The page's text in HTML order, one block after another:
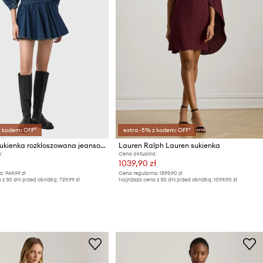
OFF*
AllSaints sukienka rozkloszowana jeansowa ARLO
969,99 zł
z 30 dni przed obniżką: 729,99 zł
extra -5% z kodem: OFF*
Lauren Ralph Lauren sukienka
Cena aktualna:
1039,90 zł
Cena regularna: 1599,90 zł
Najniższa cena z 30 dni przed obniżką: 1099,90 zł